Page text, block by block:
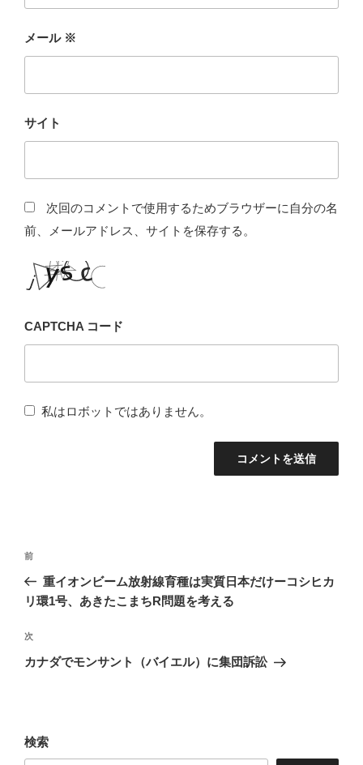
メール ※
サイト
次回のコメントで使用するためブラウザーに自分の名
前、メールアドレス、サイトを保存する。
CAPTCHA コード
私はロボットではありません。
投
稿
ナ
ゲ
ー
ン
前
の
投
前
重イオンビーム放射線育種は実質日本だけーコシヒカ
リ環1号、あきたこまちR問題を考える
次
の
次
カナダでモンサント（バイエル）に集団訴訟
検索